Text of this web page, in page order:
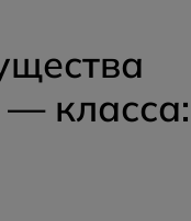
— класса: